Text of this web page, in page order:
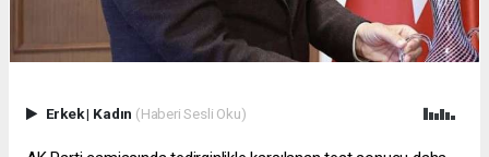
Erkek| Kadın (Haberi Sesli Oku)